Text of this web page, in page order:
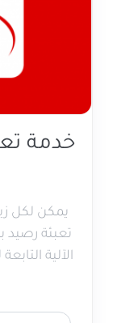
خدمة
يمكن لكل
تعبئة رصيد
الآلية